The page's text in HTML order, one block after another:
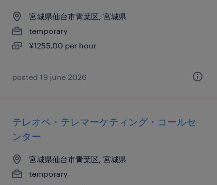
宮城県仙台市青葉区, 宮城県
temporary
¥1255.00 per hour
posted 19 june 2026
テレオペ・テレマーケティング・コールセ
ンター
宮城県仙台市青葉区, 宮城県
temporary